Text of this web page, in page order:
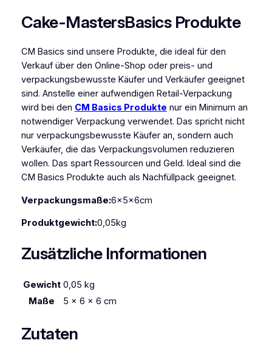
d
p
a
r
k
l
e
1
0
g
M
n
g
Cake-MastersBasics Produkte
CM Basics sind unsere Produkte, die ideal für den
Verkauf über den Online-Shop oder preis- und
verpackungsbewusste Käufer und Verkäufer geeignet
sind. Anstelle einer aufwendigen Retail-Verpackung
wird bei den CM Basics Produkte nur ein Minimum an
notwendiger Verpackung verwendet. Das spricht nicht
nur verpackungsbewusste Käufer an, sondern auch
Verkäufer, die das Verpackungsvolumen reduzieren
wollen. Das spart Ressourcen und Geld. Ideal sind die
CM Basics Produkte auch als Nachfüllpack geeignet.
Verpackungsmaße:6x5x6cm
Produktgewicht:0,05kg
Zusätzliche Informationen
Gewicht 0,05 kg
Maße
5 × 6 × 6 cm
Zutaten